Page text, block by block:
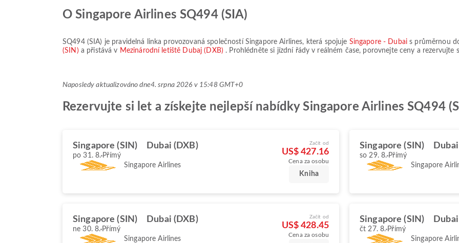
O Singapore Airlines SQ494 (SIA)
SQ494(SIA) je pravidelná linka provozovaná společností Singapore Airlines, která spojuje Singapore - Dubai s průměrnou
(SIN) a přistává v Mezinárodní letiště Dubaj (DXB) . Prohlédněte si jízdní řády v reálném čase, porovnejte ceny a
Naposledy aktualizováno dne4. srpna 2026 v 15:48 GMT+0
Rezervujte si let a získejte nejlepší nabídky Singapore Airlines SQ494
Singapore (SIN) Dubai (DXB)
po 31. 8. Přímý
Singapore Airlines
Začít od
US$ 427.16
Cena za osobu
Kniha
Singapore (SIN)
so 29. 8. Přímý
Singapore
Singapore (SIN) Dubai (DXB)
ne 30. 8. Přímý
Singapore Airlines
Začít od
US$ 428.45
Cena za osobu
Singapore (SIN)
čt 27. 8. Přímý
Singapore